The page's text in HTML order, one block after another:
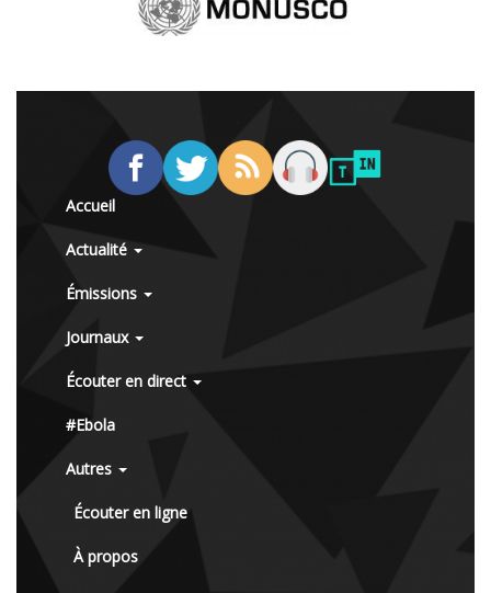
Accueil
Actualité
Émissions
Journaux
Écouter en direct
#Ebola
Autres
Écouter en ligne
À propos